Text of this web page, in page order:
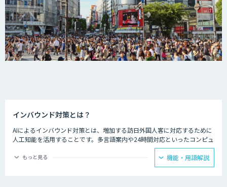
インバウンド対策とは？
AIによるインバウンド対策とは、増加する訪日外国人客に対応するために
人工知能を活用することです。多言語案内や24時間対応といったコンピュ
ーターならではの強みを生かし、AIを観光業界に役立てている事例があり
ます。もっと見る 機能・用語解説